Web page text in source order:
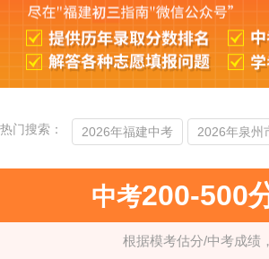
热门搜索： 2026年福建中考 2026年泉州
中考200-500
根据模考估分/中考成绩